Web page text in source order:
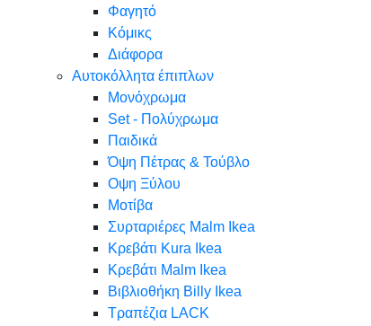
Φαγητό
Κόμικς
Διάφορα
Αυτοκόλλητα έπιπλων
Μονόχρωμα
Set - Πολύχρωμα
Παιδικά
Όψη Πέτρας & Τούβλο
Oψη Ξύλου
Μοτίβα
Συρταριέρες Malm Ikea
Κρεβάτι Kura Ikea
Κρεβάτι Malm Ikea
Βιβλιοθήκη Billy Ikea
Τραπέζια LACK